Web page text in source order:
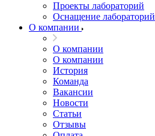
Проекты лабораторий
Оснащение лабораторий
О компании
О компании
О компании
История
Команда
Вакансии
Новости
Статьи
Отзывы